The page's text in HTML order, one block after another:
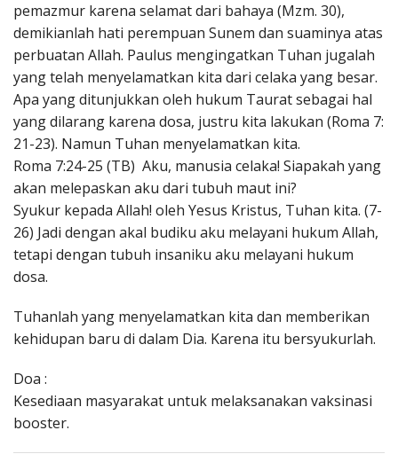
pemazmur karena selamat dari bahaya (Mzm. 30),
demikianlah hati perempuan Sunem dan suaminya atas
perbuatan Allah. Paulus mengingatkan Tuhan jugalah
yang telah menyelamatkan kita dari celaka yang besar.
Apa yang ditunjukkan oleh hukum Taurat sebagai hal
yang dilarang karena dosa, justru kita lakukan (Roma 7:
21-23). Namun Tuhan menyelamatkan kita.
Roma 7:24-25 (TB) Aku, manusia celaka! Siapakah yang
akan melepaskan aku dari tubuh maut ini?
Syukur kepada Allah! oleh Yesus Kristus, Tuhan kita. (7-
26) Jadi dengan akal budiku aku melayani hukum Allah,
tetapi dengan tubuh insaniku aku melayani hukum
dosa.
Tuhanlah yang menyelamatkan kita dan memberikan
kehidupan baru di dalam Dia. Karena itu bersyukurlah.
Doa :
Kesediaan masyarakat untuk melaksanakan vaksinasi
booster.